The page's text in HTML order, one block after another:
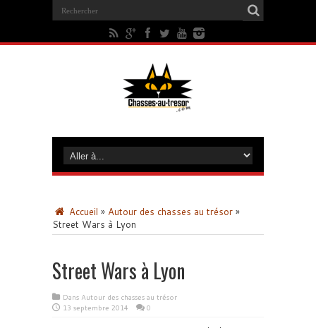
Accueil » Autour des chasses au trésor »
Street Wars à Lyon
Street Wars à Lyon
Dans Autour des chasses au trésor
13 septembre 2014
0